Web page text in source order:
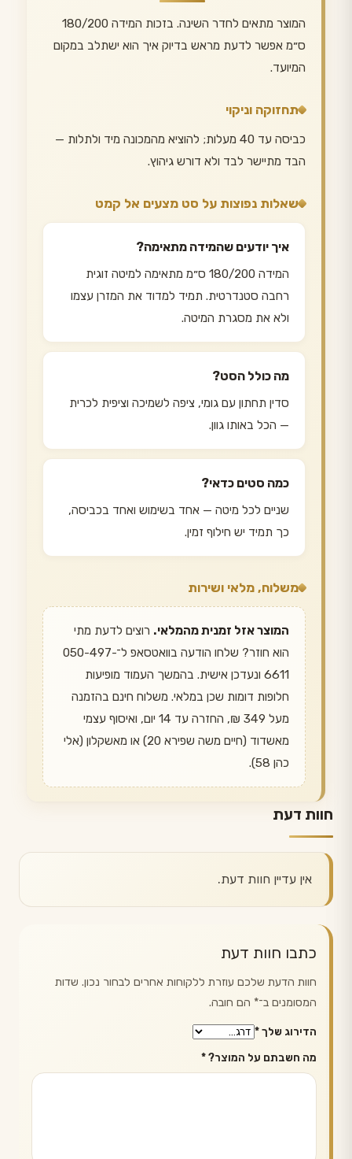
המוצר מתאים לחדר השינה. בזכות המידה 180/200
ס״מ אפשר לדעת מראש בדיוק איך הוא ישתלב במקום
המיועד.
תחזוקה וניקוי
כביסה עד 40 מעלות; להוציא מהמכונה מיד ולתלות —
הבד מתיישר לבד ולא דורש גיהוץ.
שאלות נפוצות על סט מצעים אל קמט
איך יודעים שהמידה מתאימה?
המידה 180/200 ס״מ מתאימה למיטה זוגית
רחבה סטנדרטית. תמיד למדוד את המזרן עצמו
ולא את מסגרת המיטה.
מה כולל הסט?
סדין תחתון עם גומי, ציפה לשמיכה וציפית לכרית
— הכל באותו גוון.
כמה סטים כדאי?
שניים לכל מיטה — אחד בשימוש ואחד בכביסה,
כך תמיד יש חילוף זמין.
משלוח, מלאי ושירות
המוצר אזל זמנית מהמלאי. רוצים לדעת מתי
הוא חוזר? שלחו הודעה בוואטסאפ ל־050-497-
6611 ונעדכן אישית. בהמשך העמוד מופיעות
חלופות דומות שכן במלאי. משלוח חינם בהזמנה
מעל 349 ₪, החזרה עד 14 יום, ואיסוף עצמי
מאשדוד (חיים משה שפירא 20) או מאשקלון (אלי
כהן 58).
חוות דעת
אין עדיין חוות דעת.
כתבו חוות דעת
חוות הדעת שלכם עוזרת ללקוחות אחרים לבחור נכון. שדות
המסומנים ב־* הם חובה.
הדירוג שלך*
מה חשבתם על המוצר?*